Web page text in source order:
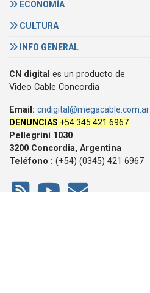
ECONOMÍA
CULTURA
INFO GENERAL
CN digital es un producto de
Video Cable Concordia
Email: cndigital@megacable.com.ar
DENUNCIAS +54 345 421 6967
Pellegrini 1030
3200 Concordia, Argentina
Teléfono : (+54) (0345) 421 6967